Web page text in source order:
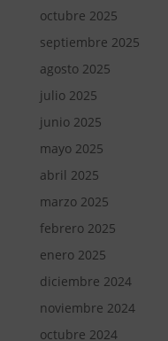
octubre 2025
septiembre 2025
agosto 2025
julio 2025
junio 2025
mayo 2025
abril 2025
marzo 2025
febrero 2025
enero 2025
diciembre 2024
noviembre 2024
octubre 2024